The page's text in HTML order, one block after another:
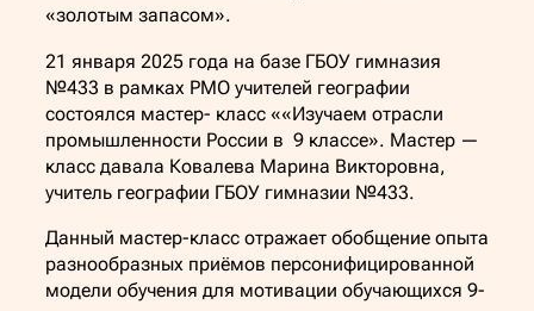
«золотым запасом».
21 января 2025 года на базе ГБОУ гимназия
№433 в рамках РМО учителей географии
состоялся мастер- класс ««Изучаем отрасли
промышленности России в 9 классе». Мастер —
класс давала Ковалева Марина Викторовна,
учитель географии ГБОУ гимназии №433.
Данный мастер-класс отражает обобщение опыта
разнообразных приёмов персонифицированной
модели обучения для мотивации обучающихся 9-